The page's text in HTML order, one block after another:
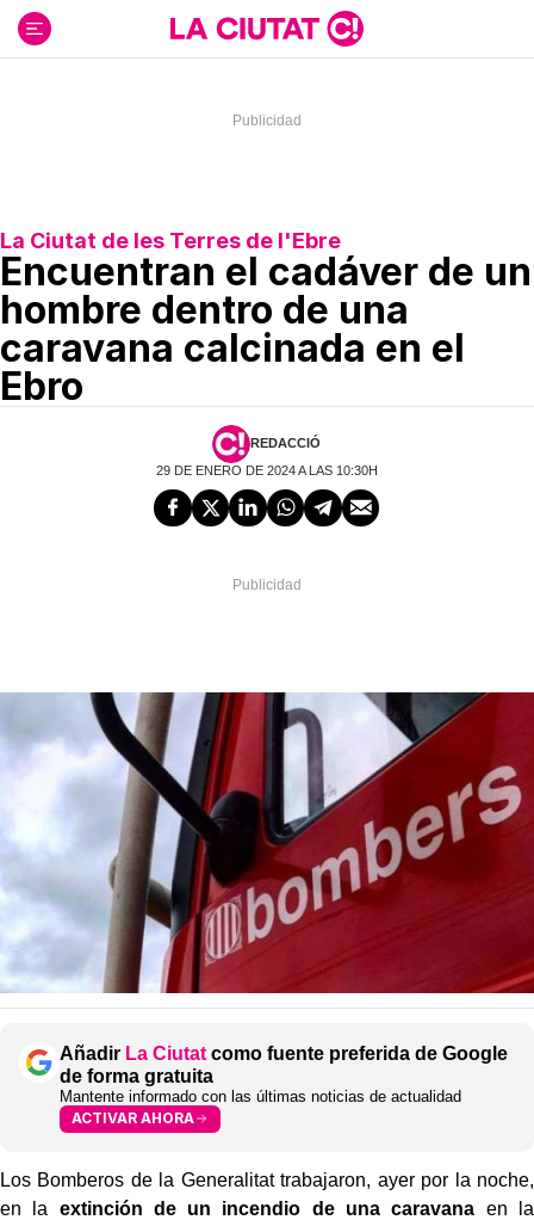
contenido
La Ciutat de les Terres de l'Ebre
Encuentran el cadáver de un
hombre dentro de una
caravana calcinada en el
Ebro
REDACCIÓ
29 DE ENERO DE 2024 A LAS 10:30H
Añadir La Ciutat como fuente preferida de Google
de forma gratuita
Mantente informado con las últimas noticias de actualidad
ACTIVAR AHORA
Los Bomberos de la Generalitat trabajaron, ayer por la noche,
en la extinción de un incendio de una caravana en la